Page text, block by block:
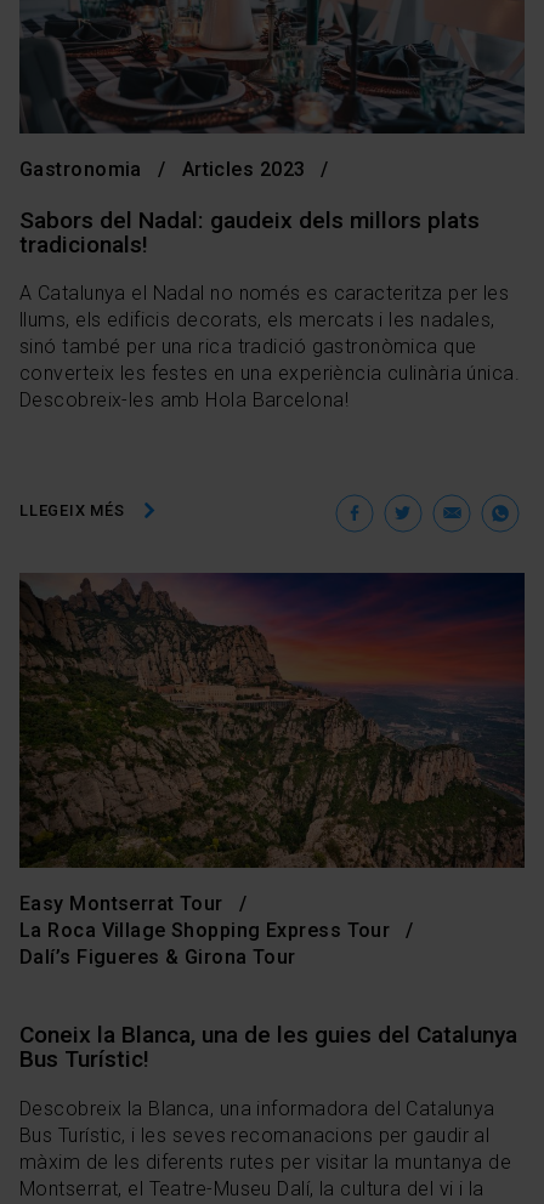
Gastronomia Articles 2023
Sabors del Nadal: gaudeix dels millors plats
tradicionals!
A Catalunya el Nadal no només es caracteritza per les
llums, els edificis decorats, els mercats i les nadales,
sinó també per una rica tradició gastronòmica que
converteix les festes en una experiència culinària única.
Descobreix-les amb Hola Barcelona!
LLEGEIX MÉS Facebook
Twitter
Easy Montserrat Tour
La Roca Village Shopping Express Tour
Dalí’s Figueres & Girona Tour
Coneix la Blanca, una de les guies del Catalunya
Bus Turístic!
Descobreix la Blanca, una informadora del Catalunya
Bus Turístic, i les seves recomanacions per gaudir al
màxim de les diferents rutes per visitar la muntanya de
Montserrat, el Teatre-Museu Dalí, la cultura del vi i la